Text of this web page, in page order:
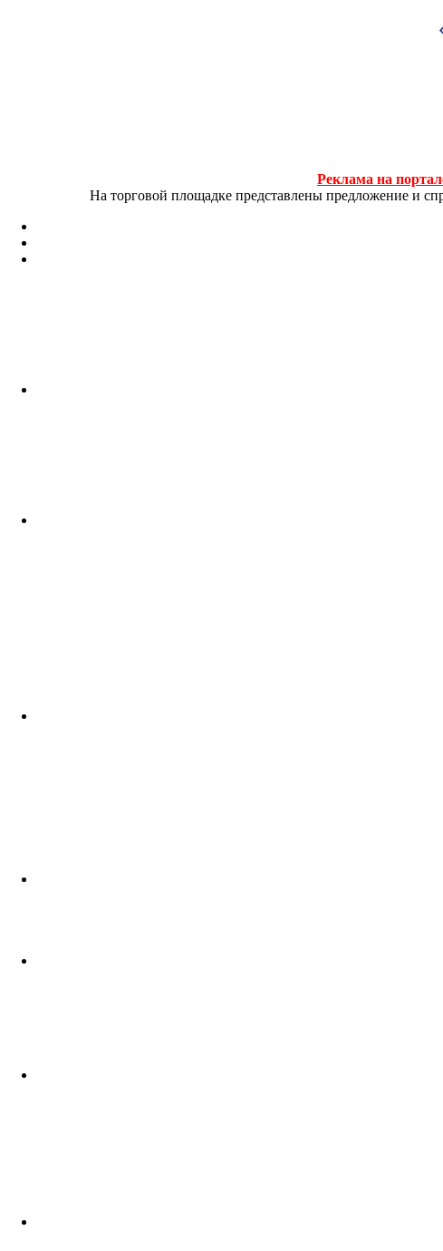
Реклама на
На торговой площадке представлены предложение и